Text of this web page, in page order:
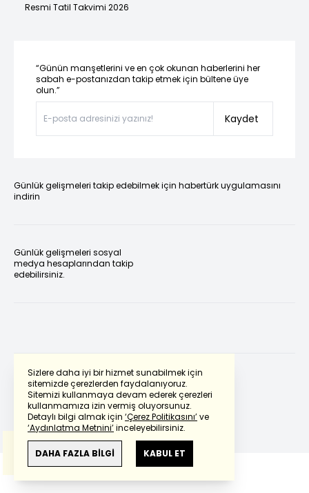
Sizlere daha iyi bir hizmet sunabilmek için
sitemizde çerezlerden faydalanıyoruz.
Sitemizi kullanmaya devam ederek çerezleri
kullanmamıza izin vermiş oluyorsunuz.
Detaylı bilgi almak için ‘Çerez Politikasını’ve
‘Aydınlatma Metnini’inceleyebilirsiniz.
DAHA FAZLA BİLGİ KABUL ET
Resmi Tatil Takvimi 2026
“Günün manşetlerini ve en çok okunan haberlerini her
sabah e-postanızdan takip etmek için bültene üye
olun.”
Kaydet
Günlük gelişmeleri takip edebilmek için habertürk uygulamasını
indirin
Günlük gelişmeleri sosyal
medya hesaplarından takip
edebilirsiniz.
Powered by Translate
Bu çevirideGoogle Transletekullanılmıştır.
Anlam ve çeviri hatalarından
haberturk.com
sorumlu değildir.